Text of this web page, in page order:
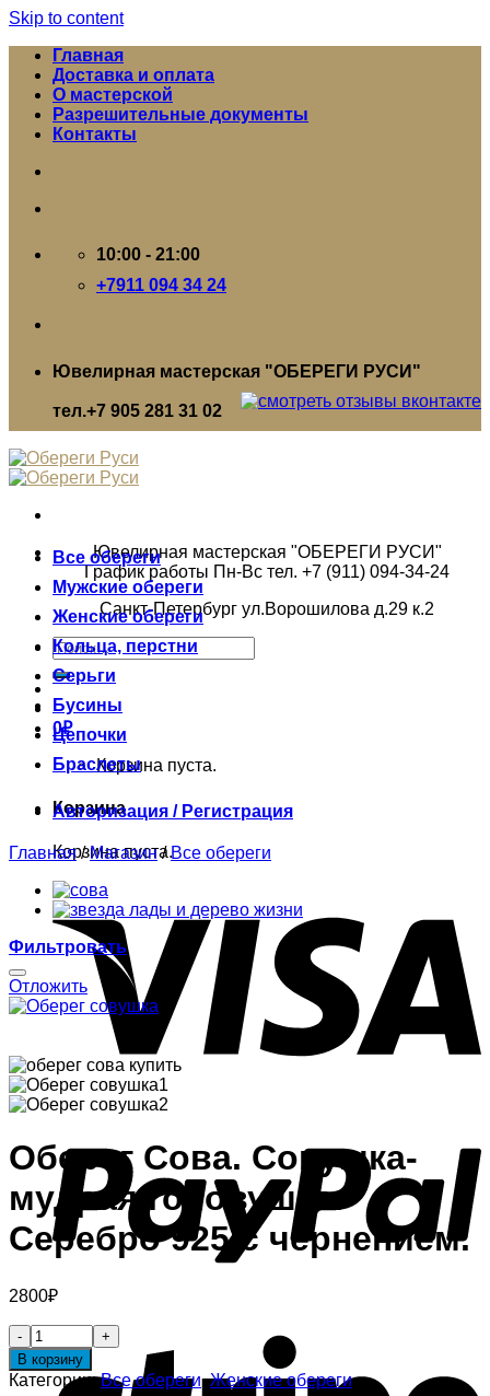
Skip to content
Главная
Доставка и оплата
О мастерской
Разрешительные документы
Контакты
10:00 - 21:00
+7911 094 34 24
Ювелирная мастерская "ОБЕРЕГИ РУСИ"
тел.+7 905 281 31 02
Ювелирная мастерская "ОБЕРЕГИ РУСИ"
График работы Пн-Вс тел. +7 (911) 094-34-24
Санкт-Петербург ул.Ворошилова д.29 к.2
0₽
Корзина пуста.
Корзина
Корзина пуста.
Все обереги
Мужские обереги
Женские обереги
Кольца, перстни
Серьги
Бусины
Цепочки
Браслеты
Авторизация / Регистрация
Главная / Магазин / Все обереги
Фильтровать
Отложить
Оберег Сова. Совушка-
мудрая головушка.
Серебро 925 с чернением.
2800₽
В корзину
Категории:Все обереги,Женские обереги